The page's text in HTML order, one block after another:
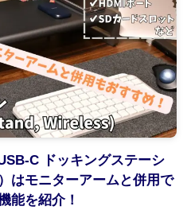
C ドッキングステーシ
はモニターアームと併用で
能を紹介！